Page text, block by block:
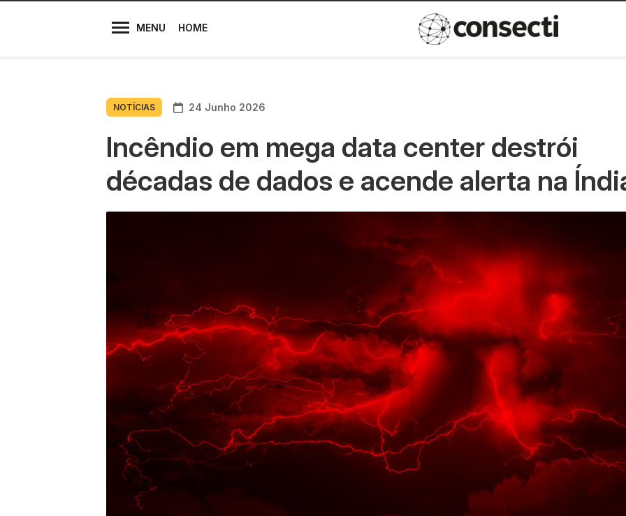
MENU HOME
Diretores
Política de
NOTÍCIAS 24 Junho 2026
Incêndio em mega data center destrói
décadas de dados e acende alerta na